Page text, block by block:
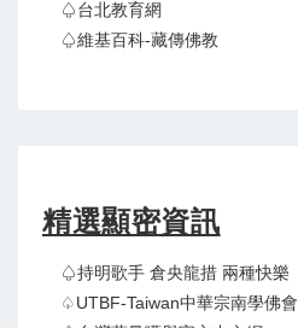
♤台北教育網
♤維基百科-藏傳佛教
精選顯密資訊
♤持明歌手 倉央龍措 兩種快樂
♤UTBF-Taiwan中華宗南學佛會